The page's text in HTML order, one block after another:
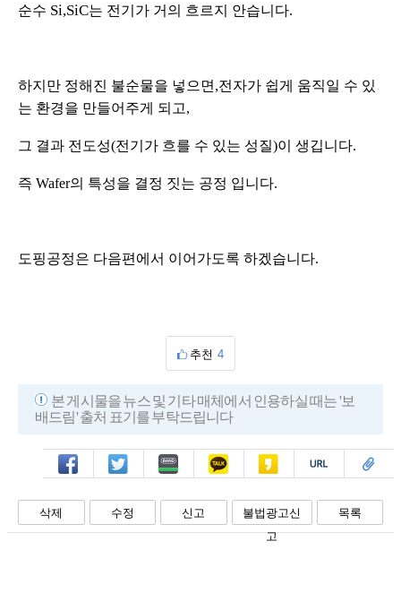
순수 Si,SiC는 전기가 거의 흐르지 안습니다.
하지만 정해진 불순물을 넣으면 ,전자가 쉽게 움직일 수 있
는 환경을 만들어주게 되고,
그 결과 전도성(전기가 흐를 수 있는 성질)이 생깁니다.
즉 Wafer의 특성을 결정 짓는 공정 입니다.
도핑공정은 다음편에서 이어가도록 하겠습니다.
추천 4
본 게시물을 뉴스 및 기타 매체에서 인용하실 때는 '보
배드림' 출처 표기를 부탁드립니다
페북 트윗 밴드 카톡 카스 복사 스크랩
삭제 수정 신고
불법광고신
고
목록